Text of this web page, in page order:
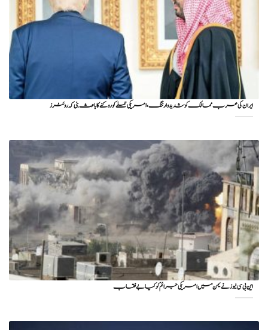
ایران کی عرب ممالک کو شدید وارننگ، امریکی حملے کو روکنے کا باعث بنی کہ روئٹرز
این بی سی نیوز نے یمن میں امریکی جرائم کو کیا بے نقاب